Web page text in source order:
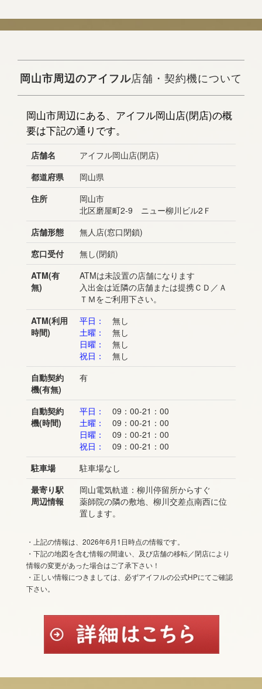
岡山市周辺のアイフル店舗・契約機について
岡山市周辺にある、アイフル岡山店(閉店)の概
要は下記の通りです。
店舗名
アイフル岡山店(閉店)
都道府県
岡山県
住所
岡山市
北区磨屋町2-9 ニュー柳川ビル2Ｆ
店舗形態
無人店(窓口閉鎖)
窓口受付
無し(閉鎖)
ATM(有
無)
ATMは未設置の店舗になります
入出金は近隣の店舗または提携ＣＤ／Ａ
ＴＭをご利用下さい。
ATM(利用
時間)
平日：
無し
土曜：
無し
日曜：
無し
祝日：
無し
自動契約
機(有無)
有
自動契約
機(時間)
平日：
09：00-21：00
土曜：
09：00-21：00
日曜：
09：00-21：00
祝日：
09：00-21：00
駐車場
駐車場なし
最寄り駅
周辺情報
岡山電気軌道：柳川停留所からすぐ
薬師院の隣の敷地、柳川交差点南西に位
置します。
・上記の情報は、2026年6月1日時点の情報です。
・下記の地図を含む情報の間違い、及び店舗の移転／閉店により
情報の変更があった場合はご了承下さい！
・正しい情報につきましては、必ずアイフルの公式HPにてご確認
下さい。